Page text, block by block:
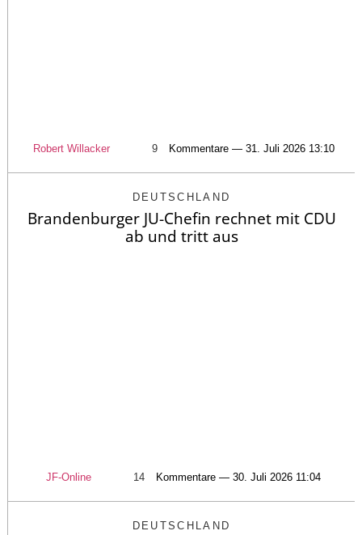
Robert Willacker 9 Kommentare — 31. Juli 2026 13:10
DEUTSCHLAND
Brandenburger JU-Chefin rechnet mit CDU
ab und tritt aus
JF-Online 14 Kommentare — 30. Juli 2026 11:04
DEUTSCHLAND